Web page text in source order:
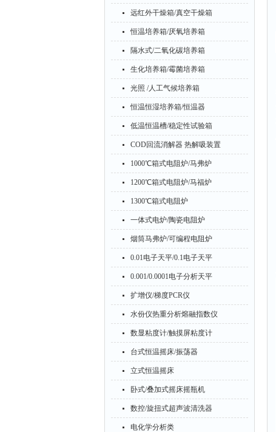
远红外干燥箱/真空干燥箱
恒温培养箱/厌氧培养箱
隔水式/二氧化碳培养箱
生化培养箱/霉菌培养箱
光照 /人工气候培养箱
恒温恒湿培养箱/恒温器
低温恒温槽/稳定性试验箱
COD回流消解器 热解吸装置
1000℃箱式电阻炉/马弗炉
1200℃箱式电阻炉/马福炉
1300℃箱式电阻炉
一体式电炉/陶瓷电阻炉
烟筒马弗炉/可编程电阻炉
0.01电子天平/0.1电子天平
0.001/0.0001电子分析天平
扩增仪/梯度PCR仪
水份仪热重分析熔融指数仪
数显粘度计/触摸屏粘度计
台式恒温摇床/振荡器
立式恒温摇床
卧式/叠加式摇床摇瓶机
数控/旋扭式超声波清洗器
电化学分析类